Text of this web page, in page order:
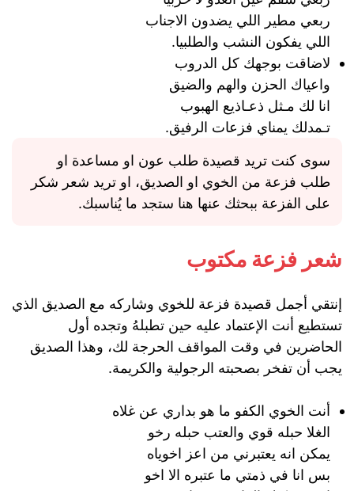
ربعي مطير اللي يضدون الاجناب
اللي يفكون النشب والطلبيا.
لاضاقت بوجهك كل الدروب
واعياك الحزن والهم والضيق
انا لك مـثل ذعـاذيع الهبوب
تـمدلك يمناي فزعات الرفيق.
سوى كنت تريد قصيدة طلب عون او مساعدة او
طلب فزعة من الخوي او الصديق، او تريد شعر شكر
على الفزعة ببحثك عنها هنا ستجد ما يُناسبك.
شعر فزعة مكتوب
إنتقي أجمل قصيدة فزعة للخوي وشاركه مع الصديق الذي
تستطيع أنت الإعتماد عليه حين تطبلهُ وتجده أول
الحاضرين في وقت المواقف الحرجة لك، وهذا الصديق
يجب أن تفخر بصحبته الرجولية والكريمة.
أنت الخوي الكفو ما هو بداري عن غلاه
الغلا حبله قوي والعتب حبله رخو
يمكن انه يعتبرني من اعز اخوياه
بس انا في ذمتي ما عتبره الا اخو